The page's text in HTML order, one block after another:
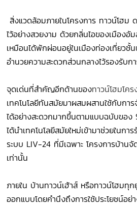
สิ่งแวดล้อมภายในโครงการ ทาวน์โฮม
ไว้อย่างสวยงาม ด้วยกลิ่นไอของเมืองอั
เหมือนได้พักผ่อนอยู่ในเมืองท่องเที่ยว
อำนวยความสะดวกส่วนกลางไว้รองรับก
จุดเด่นที่สำคัญอีกด้านของทาวน์โฮมโคร
เทคโนโลยีทันสมัยมาผสมผสานใช้กับกา
ได้อย่างสะดวกมากขึ้นตามแบบฉบับขอ
ได้นำเทคโนโลยีสมัยใหม่เข้ามาช่วยในก
ระบบ LIV-24 ที่มีเฉพาะ โครงการบ้าน
เท่านั้น
ภายใน บ้านทาวน์เฮ้าส์ หรือทาวน์โฮมทุ
ออกแบบโดยคำนึงถึงการใช้ประโยชน์อย่